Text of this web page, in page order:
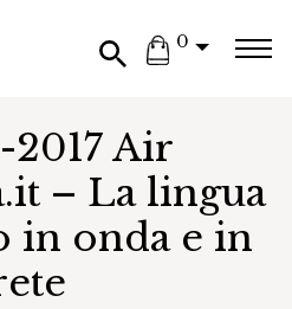
0
Air
– La lingua
in onda e in